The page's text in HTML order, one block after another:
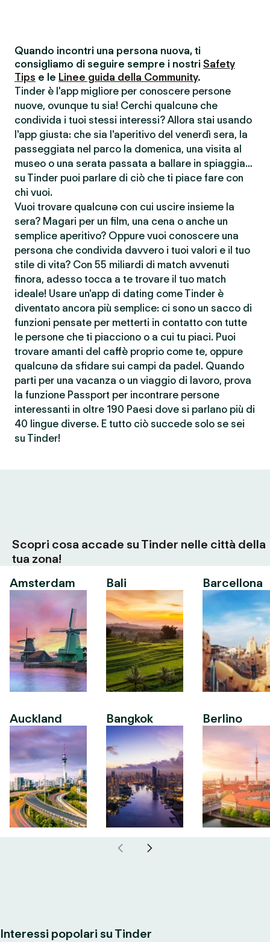
Quando incontri una persona nuova, ti
consigliamo di seguire sempre i nostri Safety
Tips e le Linee guida della Community.
Tinder è l'app migliore per conoscere persone
nuove, ovunque tu sia! Cerchi qualcunə che
condivida i tuoi stessi interessi? Allora stai usando
l'app giusta: che sia l'aperitivo del venerdì sera, la
passeggiata nel parco la domenica, una visita al
museo o una serata passata a ballare in spiaggia…
su Tinder puoi parlare di ciò che ti piace fare con
chi vuoi.
Vuoi trovare qualcunə con cui uscire insieme la
sera? Magari per un film, una cena o anche un
semplice aperitivo? Oppure vuoi conoscere una
persona che condivida davvero i tuoi valori e il tuo
stile di vita? Con 55 miliardi di match avvenuti
finora, adesso tocca a te trovare il tuo match
ideale! Usare un'app di dating come Tinder è
diventato ancora più semplice: ci sono un sacco di
funzioni pensate per metterti in contatto con tutte
le persone che ti piacciono o a cui tu piaci. Puoi
trovare amanti del caffè proprio come te, oppure
qualcunə da sfidare sui campi da padel. Quando
parti per una vacanza o un viaggio di lavoro, prova
la funzione Passport per incontrare persone
interessanti in oltre 190 Paesi dove si parlano più di
40 lingue diverse. E tutto ciò succede solo se sei
su Tinder!
Scopri cosa accade su Tinder nelle città della
tua zona!
Amsterdam
Auckland
Bali
Bangkok
Barcellona
Berlino
Interessi popolari su Tinder